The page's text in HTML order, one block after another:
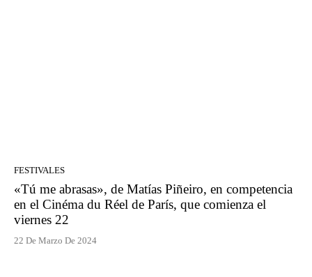
FESTIVALES
«Tú me abrasas», de Matías Piñeiro, en competencia
en el Cinéma du Réel de París, que comienza el
viernes 22
22 De Marzo De 2024